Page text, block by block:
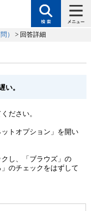
） > 回答詳細
い。
ださい。
トオプション」を開い
クし、「ブラウズ」の
のチェックをはずして